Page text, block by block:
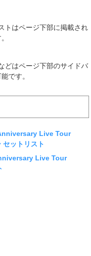
トはページ下部に掲載され
どはページ下部のサイドバ
です。
Live Tour
セットリスト
Live Tour